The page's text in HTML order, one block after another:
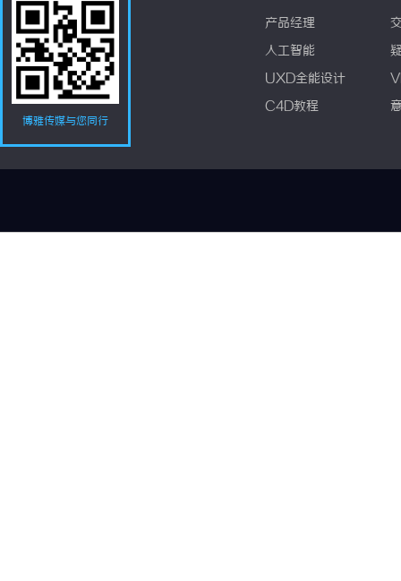
博雅传媒与您同行
产品经理
人工智能
UXD全能设计
C4D教程